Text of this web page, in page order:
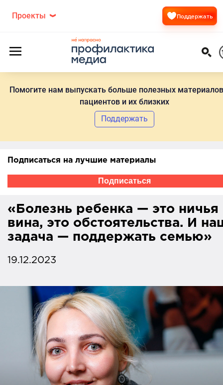
Помогите нам выпускать больше полезных
пациентов и их близких
Поддержать
Проекты Поддержать
Подписаться на лучшие материалы
Подписаться
«Болезнь ребенка — это ничья
вина, это обстоятельства. И
задача — поддержать семью»
19.12.2023